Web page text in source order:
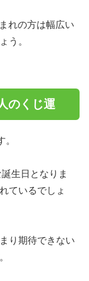
れの方は幅広い
う。
のくじ運
生日となりま
ているでしょ
り期待できない